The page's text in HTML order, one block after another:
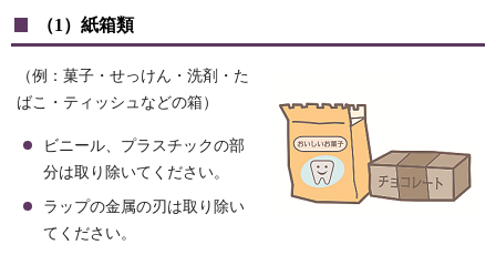
（1）紙箱類
（例：菓子・せっけん・洗剤・た
ばこ・ティッシュなどの箱）
ビニール、プラスチックの部
分は取り除いてください。
ラップの金属の刃は取り除い
てください。